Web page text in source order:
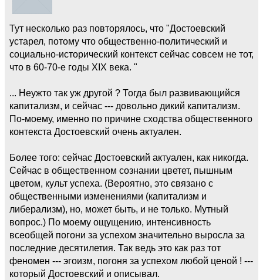
Тут несколько раз повторялось, что "Достоевский
устарел, потому что общественно-политический и
социально-исторический контекст сейчас совсем не тот,
что в 60-70-е годы XIX века. "
... Неужто так уж другой ? Тогда был развивающийся
капитализм, и сейчас --- довольно дикий капитализм.
По-моему, именно по причине сходства общественного
контекста Достоевский очень актуален.
Более того: сейчас Достоевский актуален, как никогда.
Сейчас в общественном сознании цветет, пышным
цветом, культ успеха. (Вероятно, это связано с
общественными изменениями (капитализм и
либерализм), но, может быть, и не только. Мутный
вопрос.) По моему ощущению, интенсивность
всеобщей погони за успехом значительно выросла за
последние десятилетия. Так ведь это как раз тот
феномен --- эгоизм, погоня за успехом любой ценой ! ---
который Достоевский и описывал.